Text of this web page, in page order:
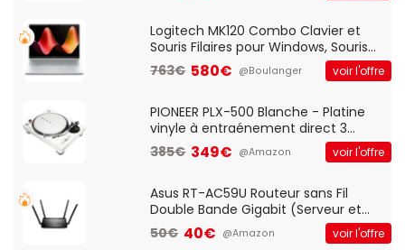
QWERTY UK - Noir
Logitech MK120 Combo Clavier et
Souris Filaires pour Windows, Souris
Optique Filaire, Connexion USB Plug
And Play, Confortable, Taille
QWERTY UK - Noir
763€ 580€ @Boulanger voir l'offre
PIONEER PLX-500 Blanche - Platine
vinyle à entraénement direct 3
vitesses (33-45-78 trs/min) avec
pre-ampli intégré et port USB
385€ 349€ @Amazon voir l'offre
Asus RT-AC59U Routeur sans Fil
Double Bande Gigabit (Serveur et
Client VPN, Triple Vlan, Mode Point
d'accès et Bridge, contrôle Parental,
50€ 40€ @Amazon voir l'offre